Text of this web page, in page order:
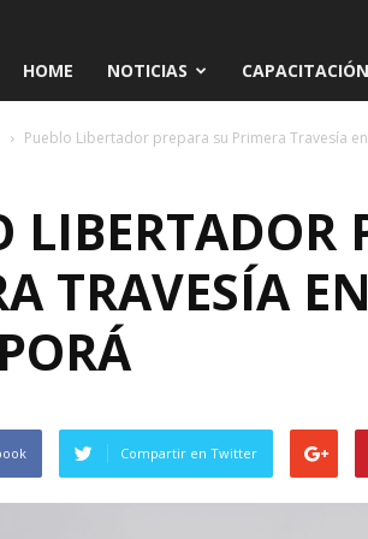
Taragüí
HOME NOTICIAS CAPACITACIÓN
Pueblo Libertador prepara su Primera Travesía en
LIBERTADOR
TRAVESÍA
Compartir en Twitter